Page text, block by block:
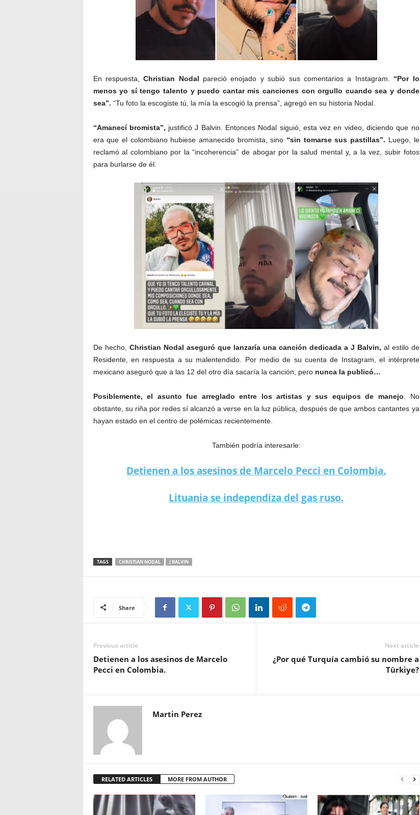
En respuesta,Christian Nodal pareció enojado y subió sus comentarios a Instagram. “Por lo
menos yo sí tengo talento y puedo cantar mis canciones con orgullo cuando sea y donde
sea”. “Tu foto la escogiste tú, la mía la escogió la prensa”, agregó en su historia Nodal.
“Amanecí bromista”, justificó J Balvin. Entonces Nodal siguió, esta vez en video, diciendo que no
era que el colombiano hubiese amanecido bromista, sino “sin tomarse sus pastillas”. Luego, le
reclamó al colombiano por la “incoherencia” de abogar por la salud mental y, a la vez, subir fotos
para burlarse de él.
De hecho, Christian Nodal aseguró que lanzaría una canción dedicada a J Balvin, al estilo de
Residente, en respuesta a su malentendido. Por medio de su cuenta de Instagram, el intérprete
mexicano aseguró que a las 12 del otro día sacaría la canción, pero nunca la publicó…
Posiblemente, el asunto fue arreglado entre los artistas y sus equipos de manejo . No
obstante, su riña por redes sí alcanzó a verse en la luz pública, después de que ambos cantantes ya
hayan estado en el centro de polémicas recientemente.
También podría interesarle:
Detienen a los asesinos de Marcelo Pecci en Colombia.
Lituania se independiza del gas ruso.
TAGS CHRISTIAN NODAL J BALVIN
Share
Previous article
Detienen a los asesinos de Marcelo
Pecci en Colombia.
Next article
¿Por qué Turquía cambió su nombre a
Türkiye?
Martin Perez
RELATED ARTICLES MORE FROM AUTHOR